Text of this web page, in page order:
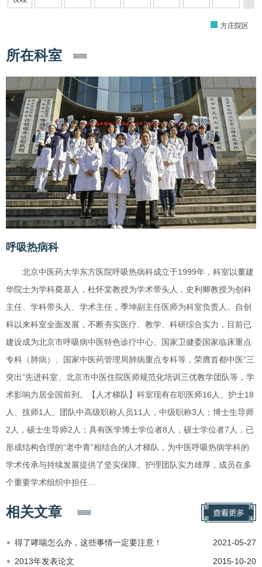
方庄院区
所在科室
呼吸热病科
北京中医药大学东方医院呼吸热病科成立于1999年，科室以董建
华院士为学科奠基人，杜怀棠教授为学术带头人，史利卿教授为创科
主任、学科带头人、学术主任，季坤副主任医师为科室负责人。自创
科以来科室全面发展，不断夯实医疗、教学、科研综合实力，目前已
建设成为北京市呼吸病中医特色诊疗中心、国家卫健委国家临床重点
专科（肺病）、国家中医药管理局肺病重点专科等，荣膺首都中医“三
突出”先进科室、北京市中医住院医师规范化培训三优教学团队等，学
术影响力居全国前列。【人才梯队】科室现有在职医师16人、护士18
人、技师1人。团队中高级职称人员11人，中级职称3人；博士生导师
2人，硕士生导师2人；具有医学博士学位者8人，硕士学位者7人，已
形成结构合理的“老中青”相结合的人才梯队，为中医呼吸热病学科的
学术传承与持续发展提供了坚实保障。护理团队实力雄厚，成员在多
个重要学术组织中担任…
相关文章
2021-05-27
得了哮喘怎么办，这些事情一定要注意！
2015-10-20
2013年发表论文